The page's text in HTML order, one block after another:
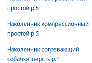
простой р.5
Наколенник компрессионный
простой р.5
Наколенник согревающий
собачья шерсть р.1